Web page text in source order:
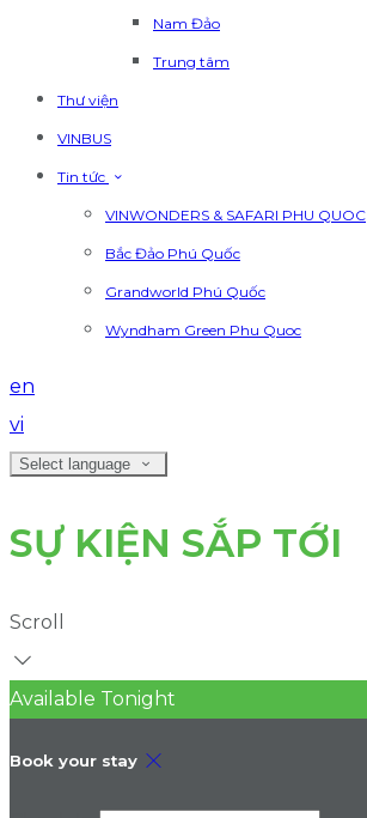
Nam Đảo
Trung tâm
Thư viện
VINBUS
Tin tức
VINWONDERS & SAFARI PHU QUOC
Bắc Đảo Phú Quốc
Grandworld Phú Quốc
Wyndham Green Phu Quoc
en
vi
Select language
SỰ KIỆN SẮP TỚI
Scroll
Available Tonight
Book your stay